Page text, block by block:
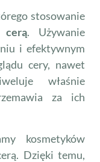
stosowanie
cerą. Używanie
i efektywnym
cery, nawet
właśnie
za ich
kosmetyków
Dzięki temu,